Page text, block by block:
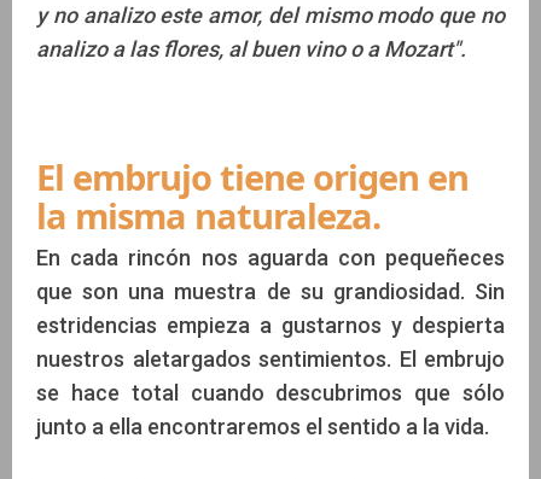
y no analizo este amor, del mismo modo que no
analizo a las flores, al buen vino o a Mozart".
El embrujo tiene origen en
la misma naturaleza.
En cada rincón nos aguarda con pequeñeces
que son una muestra de su grandiosidad. Sin
estridencias empieza a gustarnos y despierta
nuestros aletargados sentimientos. El embrujo
se hace total cuando descubrimos que sólo
junto a ella encontraremos el sentido a la vida.